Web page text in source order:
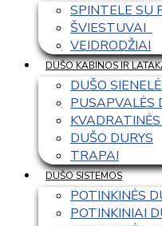
SPINTELE SU
ŠVIESTUVAI
VEIDRODŽIAI
DUŠO KABINOS IR
DUŠO
PUSAPVALĖS
DUŠO DURYS
TRAPAI
DUŠO SISTEMOS
POTINKINĖS
POTINKINIAI